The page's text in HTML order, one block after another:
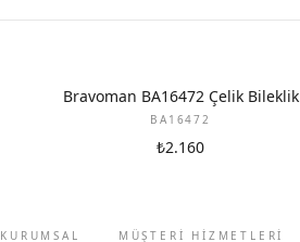
Bravoman BA16472 Çelik Bileklik
BA16472
₺2.160
KURUMSAL MÜŞTERİ HİZMETLERİ